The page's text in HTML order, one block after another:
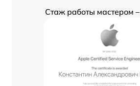
Стаж работы мастером –